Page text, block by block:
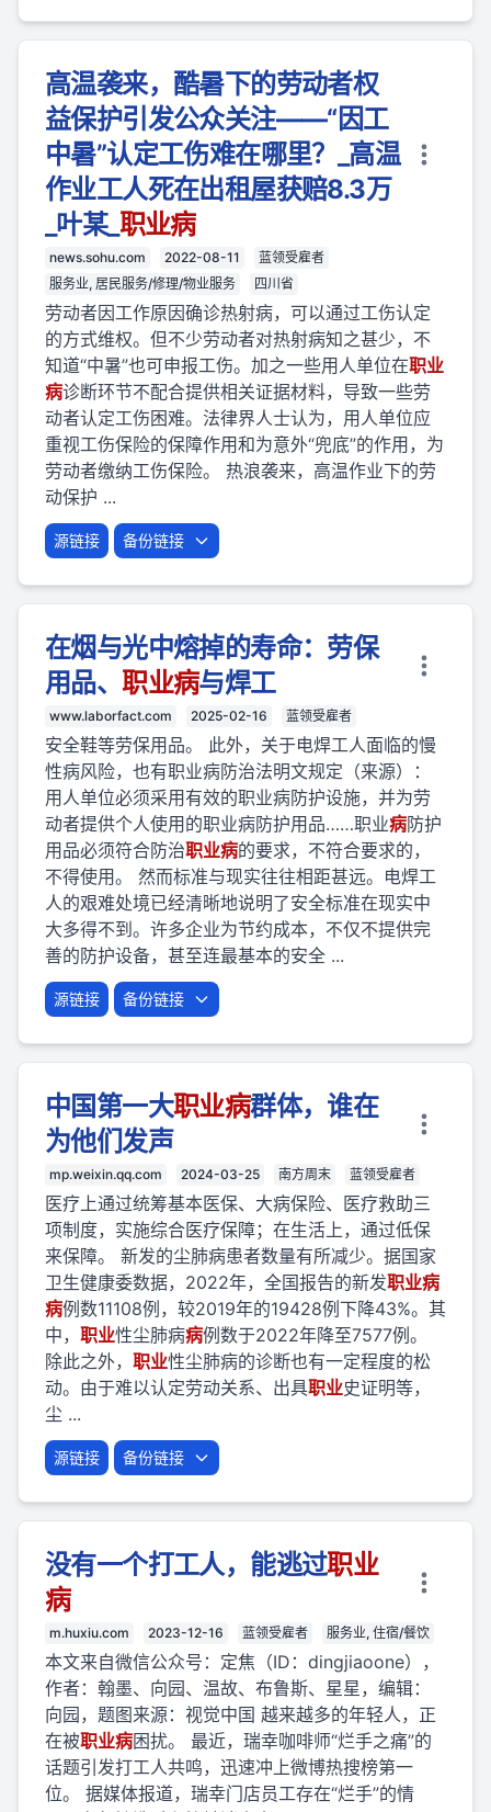
高温袭来，酷暑下的劳动者权
益保护引发公众关注——“因工
中暑”认定工伤难在哪里？_高温
作业工人死在出租屋获赔8.3万
_叶某_ 职业病
news.sohu.com 2022-08-11
蓝领受雇者
服务业, 居民服务/修理/物业服务
四川省
劳动者因工作原因确诊热射病，可以通过工伤认定
的方式维权。但不少劳动者对热射病知之甚少，不
知道“中暑”也可申报工伤。加之一些用人单位在职业
病诊断环节不配合提供相关证据材料，导致一些劳
动者认定工伤困难。法律界人士认为，用人单位应
重视工伤保险的保障作用和为意外“兜底”的作用，为
劳动者缴纳工伤保险。 热浪袭来，高温作业下的劳
动保护 ...
源链接 备份链接
在烟与光中熔掉的寿命：劳保
用品、 职业病与焊工
www.laborfact.com 2025-02-16 蓝领受雇者
安全鞋等劳保用品。 此外，关于电焊工人面临的慢
性病风险，也有职业病防治法明文规定（来源）：
用人单位必须采用有效的职业病防护设施，并为劳
动者提供个人使用的职业病防护用品……职业病防护
用品必须符合防治职业病的要求，不符合要求的，
不得使用。 然而标准与现实往往相距甚远。电焊工
人的艰难处境已经清晰地说明了安全标准在现实中
大多得不到。许多企业为节约成本，不仅不提供完
善的防护设备，甚至连最基本的安全 ...
源链接 备份链接
中国第一大职业病群体，谁在
为他们发声
mp.weixin.qq.com 2024-03-25 南方周末 蓝领受雇者
医疗上通过统筹基本医保、大病保险、医疗救助三
项制度，实施综合医疗保障；在生活上，通过低保
来保障。 新发的尘肺病患者数量有所减少。据国家
卫生健康委数据，2022年，全国报告的新发职业病
病例数11108例，较2019年的19428例下降43%。其
中， 职业性尘肺病病例数于2022年降至7577例。
除此之外， 职业性尘肺病的诊断也有一定程度的松
动。由于难以认定劳动关系、出具职业史证明等，
尘 ...
源链接 备份链接
没有一个打工人，能逃过职业
病
m.huxiu.com 2023-12-16 蓝领受雇者 服务业, 住宿/餐饮
本文来自微信公众号：定焦（ID：dingjiaoone），
作者：翰墨、向园、温故、布鲁斯、星星，编辑：
向园，题图来源：视觉中国 越来越多的年轻人，正
在被职业病困扰。 最近，瑞幸咖啡师“烂手之痛”的
话题引发打工人共鸣，迅速冲上微博热搜榜第一
位。 据媒体报道，瑞幸门店员工存在“烂手”的情